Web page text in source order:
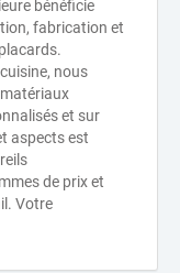
bénéficie
fabrication et
nous
et sur
aspects est
de prix et
Votre